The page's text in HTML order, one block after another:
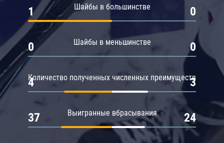
Шайбы в большинстве
1 0
Шайбы в меньшинстве
0 0
Количество полученных численных преимуществ
4 3
Выигранные вбрасывания
37 24